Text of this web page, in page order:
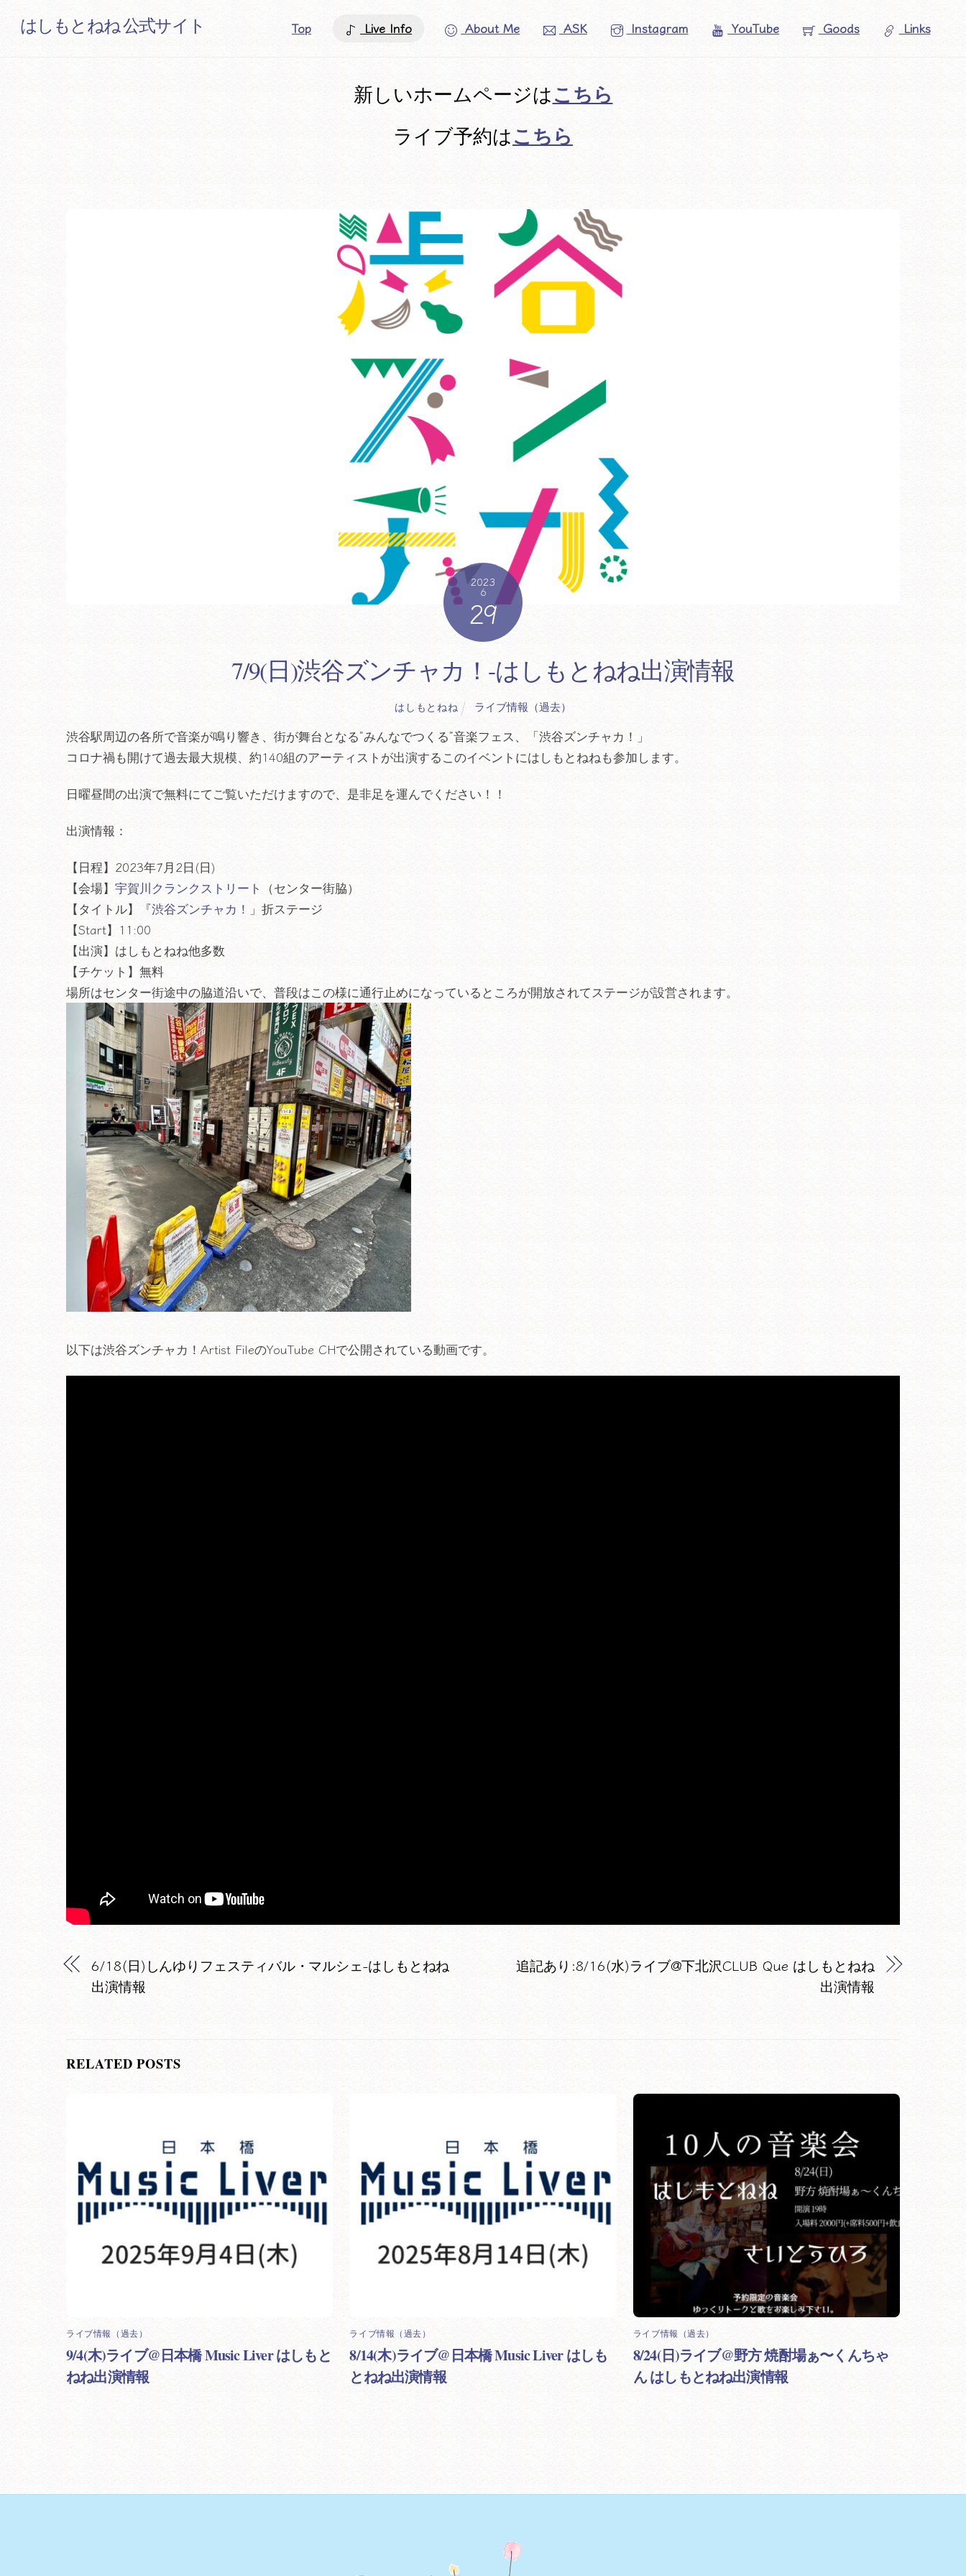
はしもとねね 公式サイト Top Live Info About Me ASK Instagram YouTube Goods Links
新しいホームページはこちら
ライブ予約はこちら
2023
6
29
7/9(日)渋谷ズンチャカ！-はしもとねね出演情報
はしもとねね ライブ情報（過去）
渋谷駅周辺の各所で音楽が鳴り響き、街が舞台となる”みんなでつくる”音楽フェス、「渋谷ズンチャカ！」
コロナ禍も開けて過去最大規模、約140組のアーティストが出演するこのイベントにはしもとねねも参加します。
日曜昼間の出演で無料にてご覧いただけますので、是非足を運んでください！！
出演情報：
【日程】2023年7月2日(日)
【会場】 宇賀川クランクストリート
（センター街脇）
【タイトル】『渋谷ズンチャカ！ 」折ステージ
【Start】11:00
【出演】はしもとねね他多数
【チケット】無料
場所はセンター街途中の脇道沿いで、普段はこの様に通行止めになっているところが開放されてステージが設営されます。
以下は渋谷ズンチャカ！Artist FileのYouTube CHで公開されている動画です。
6/18(日)しんゆりフェスティバル・マルシェ-はしもとねね
出演情報
追記あり:8/16(水)ライブ@下北沢CLUB Que はしもとねね
出演情報
RELATED POSTS
ライブ情報（過去）
9/4(木)ライブ@日本橋 Music Liver はしもと
ねね出演情報
ライブ情報（過去）
8/14(木)ライブ@日本橋 Music Liver はしも
とねね出演情報
ライブ情報（過去）
8/24(日)ライブ@野方 焼酎場ぁ〜くんちゃ
ん はしもとねね出演情報